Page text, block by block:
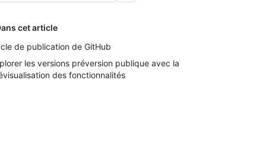
cet article
de publication de GitHub
les versions préversion publique avec la
des fonctionnalités